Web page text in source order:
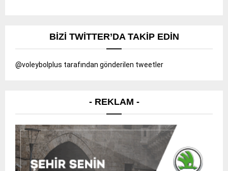
BIZI TWITTER’DA TAKIP EDIN
@voleybolplus tarafından gönderilen tweetler
- REKLAM -